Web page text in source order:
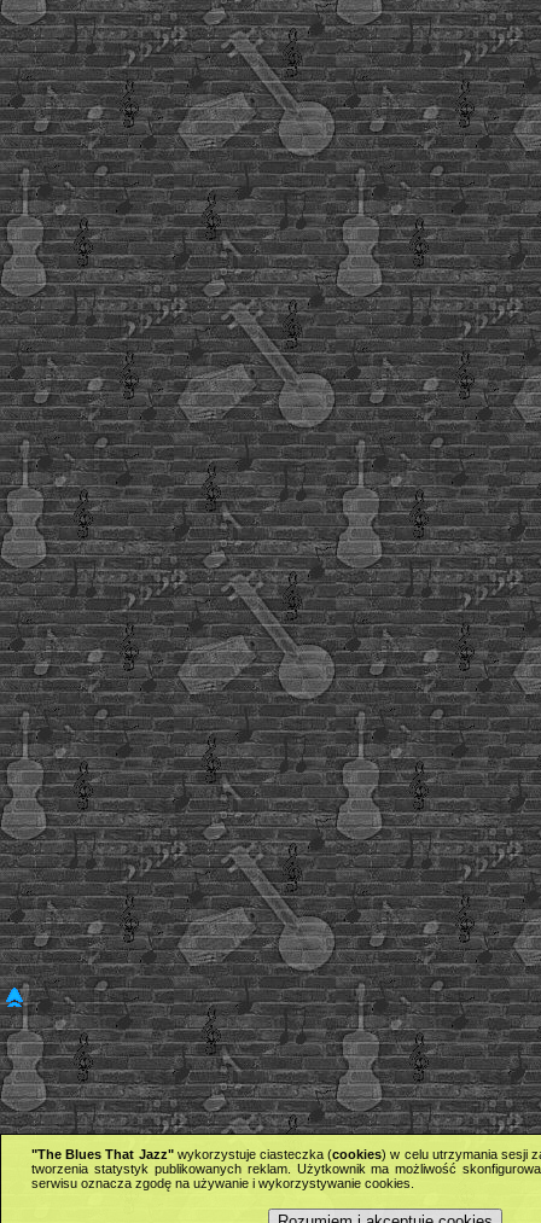
"The Blues That Jazz"wykorzystuje ciasteczka (cookies) w celu utrzymania sesji
tworzenia statystyk publikowanych reklam. Użytkownik ma możliwość
serwisu oznacza zgodę na używanie i wykorzystywanie cookies.